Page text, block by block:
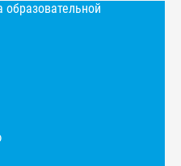
образовательной